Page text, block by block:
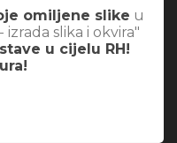
omiljene slike u
slika i okvira"
u cijelu RH!